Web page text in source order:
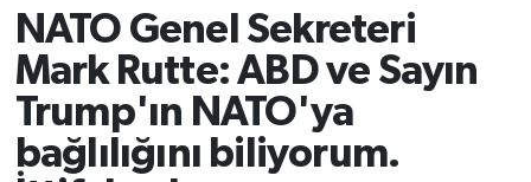
NATO Genel Sekreteri
Mark Rutte: ABD ve Sayın
Trump'ın NATO'ya
bağlılığını biliyorum.
SİYASET
MAGAZİN
Son Dakika Haberleri
Haber Arşivi